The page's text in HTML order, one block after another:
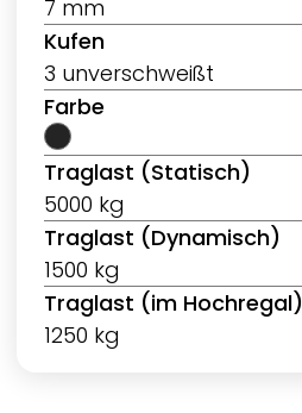
7 mm
Kufen
3 unverschweißt
Farbe
Traglast (Statisch)
5000 kg
Traglast (Dynamisch)
1500 kg
Traglast (im Hochregal)
1250 kg